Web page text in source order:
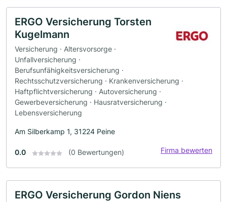
ERGO Versicherung Torsten
Kugelmann
Versicherung · Altersvorsorge ·
Unfallversicherung ·
Berufsunfähigkeitsversicherung ·
Rechtsschutzversicherung · Krankenversicherung ·
Haftpflichtversicherung · Autoversicherung ·
Gewerbeversicherung · Hausratversicherung ·
Lebensversicherung
Am Silberkamp 1, 31224 Peine
0.0 (0 Bewertungen) Firma bewerten
ERGO Versicherung Gordon Niens